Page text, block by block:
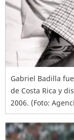
Gabriel Badilla
de Costa Rica y
2006. (Foto: